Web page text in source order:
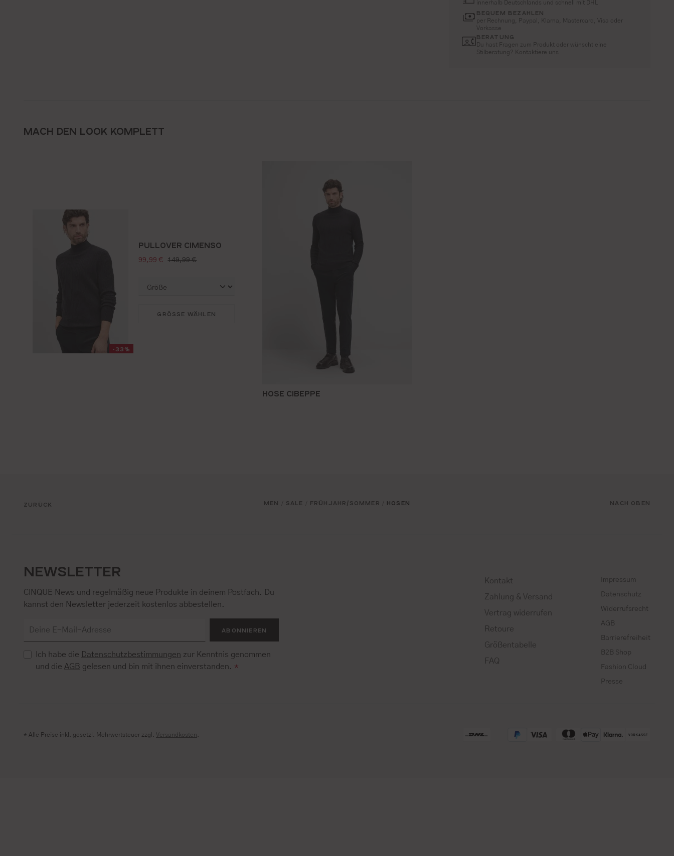
innerhalb Deutschlands und schnell mit DHL
BEQUEM BEZAHLEN
per Rechnung, Paypal, Klarna, Mastercard, Visa oder
Vorkasse
BERATUNG
Du hast Fragen zum Produkt oder wünscht eine
Stilberatung? Kontaktiere uns
MACH DEN LOOK KOMPLETT
HOSE CIBEPPE
-33%
PULLOVER CIMENSO
verkaufspreis:
99,99 € regulärer preis:
149,99 €
GRÖSSE WÄHLEN
ZURÜCK MEN SALE FRÜHJAHR/SOMMER HOSEN NACH OBEN
NEWSLETTER
CINQUE News und regelmäßig neue Produkte in deinem Postfach. Du
kannst den Newsletter jederzeit kostenlos abbestellen.
ABONNIEREN
Ich habe die Datenschutzbestimmungen zur Kenntnis genommen
und dieAGB gelesen und bin mit ihnen einverstanden. *
Kontakt
Zahlung & Versand
Vertrag widerrufen
Retoure
Größentabelle
FAQ
Impressum
Datenschutz
Widerrufsrecht
AGB
Barrierefreiheit
B2B Shop
Fashion Cloud
Presse
* Alle Preise inkl. gesetzl. Mehrwertsteuer zzgl. Versandkosten.